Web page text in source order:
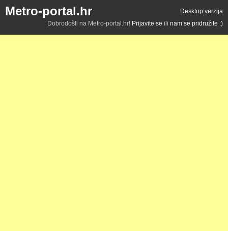
Metro-portal.hr
Desktop verzija
Dobrodošli na Metro-portal.hr! Prijavite se ili nam se pridružite :)